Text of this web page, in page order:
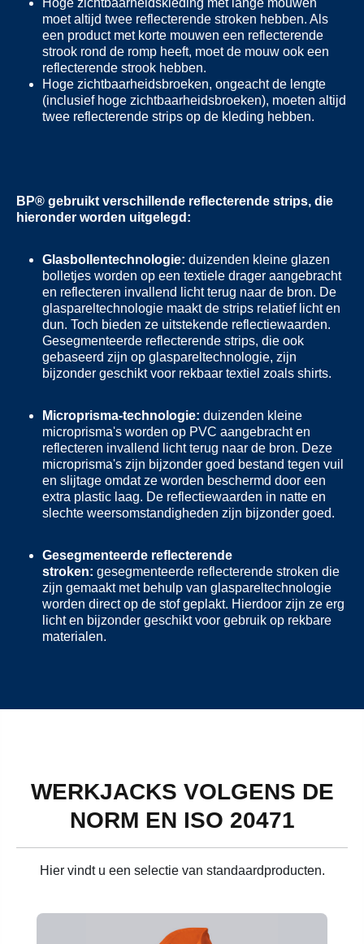
Hoge zichtbaarheidskleding met lange mouwen
moet altijd twee reflecterende stroken hebben. Als
een product met korte mouwen een reflecterende
strook rond de romp heeft, moet de mouw ook een
reflecterende strook hebben.
Hoge zichtbaarheidsbroeken, ongeacht de lengte
(inclusief hoge zichtbaarheidsbroeken), moeten altijd
twee reflecterende strips op de kleding hebben.
BP® gebruikt verschillende reflecterende strips, die
hieronder worden uitgelegd:
Glasbollentechnologie: duizenden kleine glazen
bolletjes worden op een textiele drager aangebracht
en reflecteren invallend licht terug naar de bron. De
glaspareltechnologie maakt de strips relatief licht en
dun. Toch bieden ze uitstekende reflectiewaarden.
Gesegmenteerde reflecterende strips, die ook
gebaseerd zijn op glaspareltechnologie, zijn
bijzonder geschikt voor rekbaar textiel zoals shirts.
Microprisma-technologie: duizenden kleine
microprisma's worden op PVC aangebracht en
reflecteren invallend licht terug naar de bron. Deze
microprisma's zijn bijzonder goed bestand tegen vuil
en slijtage omdat ze worden beschermd door een
extra plastic laag. De reflectiewaarden in natte en
slechte weersomstandigheden zijn bijzonder goed.
Gesegmenteerde reflecterende
stroken: gesegmenteerde reflecterende stroken die
zijn gemaakt met behulp van glaspareltechnologie
worden direct op de stof geplakt. Hierdoor zijn ze erg
licht en bijzonder geschikt voor gebruik op rekbare
materialen.
WERKJACKS VOLGENS DE
NORM EN ISO 20471
Hier vindt u een selectie van standaardproducten.
Productgalerij overslaan